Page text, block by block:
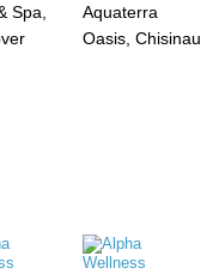
Spa,
Aquaterra
Oasis, Chisinau